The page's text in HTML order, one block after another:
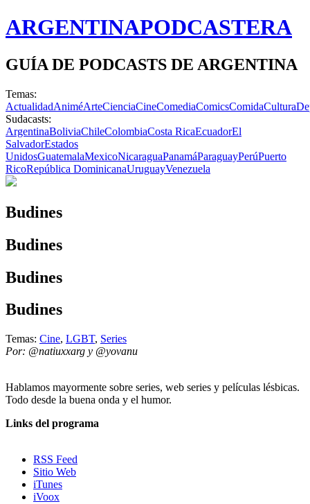
ARGENTINAPODCASTERA
GUÍA DE PODCASTS DE ARGENTINA
Temas:
ActualidadAniméArteCienciaCineComediaComicsComidaCultura
Sudacasts:
ArgentinaBoliviaChileColombiaCosta RicaEcuadorEl
SalvadorEstados
UnidosGuatemalaMexicoNicaraguaPanamáParaguayPerúPuerto
RicoRepública DominicanaUruguayVenezuela
Budines
Budines
Budines
Budines
Temas: Cine, LGBT, Series
Por: @natiuxxarg y @yovanu
Hablamos mayormente sobre series, web series y películas lésbicas.
Todo desde la buena onda y el humor.
Links del programa
RSS Feed
Sitio Web
iTunes
iVoox